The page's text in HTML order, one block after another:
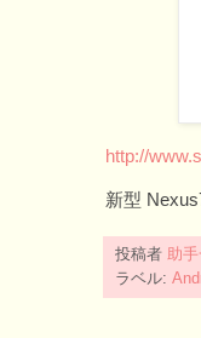
http://
新型
投稿者 助
ラベル: